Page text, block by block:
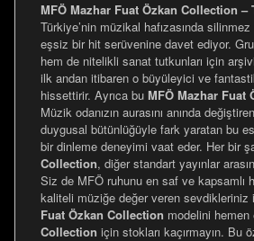
MFÖ Mazhar Fuat Özkan Collection
Türkiye’nin müzikal hafızasında
eşsiz bir hit serüvenine davet ediyor.
hem de nitelikli sanat tutkunları için
ilk andan itibaren o büyüleyici ve
hissettirir. Ayrıca bu MFÖ Mazhar Fuat
Müzik odanızın aurasını anında
duygusal bütünlüğüyle fark yaratan bu
bir dinleme deneyimi vaat eder. Her bir
Collection, diğer standart yayınlar
Siz de MFÖ ruhunu en saf ve kapsamlı
kaliteli müziğe değer veren sevdikleriniz
Fuat Özkan Collection modelini hemen
Collection için stokları kaçırmayın. Bu